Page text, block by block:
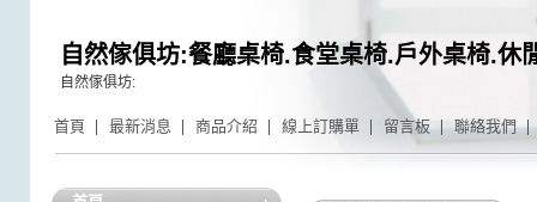
自然傢俱坊:餐廳桌椅.食堂桌椅.戶外桌椅.休
自然傢俱坊:
首頁 最新消息 商品介紹 線上訂購單 留言板 聯絡我們